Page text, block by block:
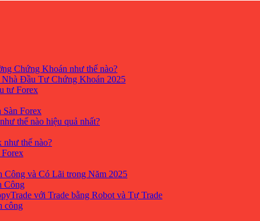
Chứng Khoán như thế nào?
Đầu Tư Chứng Khoán 2025
tư Forex
Forex
thế nào hiệu quả nhất?
thế nào?
và Có Lãi trong Năm 2025
Công
với Trade bằng Robot và Tự Trade
công